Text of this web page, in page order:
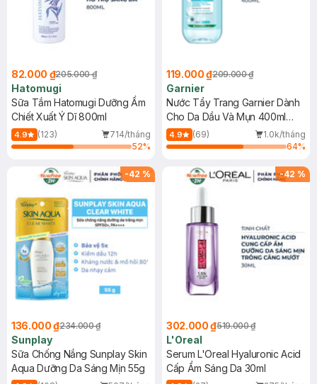
82.000 ₫205.000 ₫
Hatomugi
Sữa Tắm Hatomugi Dưỡng Ẩm
Chiết Xuất Ý Dĩ 800ml
4.9 (123)
714/tháng
52%
119.000 ₫209.000 ₫
Garnier
Nước Tẩy Trang Garnier Dành
Cho Da Dầu Và Mụn 400ml
(Mới)
4.9 (69)
1.0k/tháng
64%
-42 %
136.000 ₫234.000 ₫
Sunplay
Sữa Chống Nắng Sunplay Skin
Aqua Dưỡng Da Sáng Mịn 55g
-42 %
302.000 ₫519.000 ₫
L'Oreal
Serum L'Oreal Hyaluronic Acid
Cấp Ẩm Sáng Da 30ml